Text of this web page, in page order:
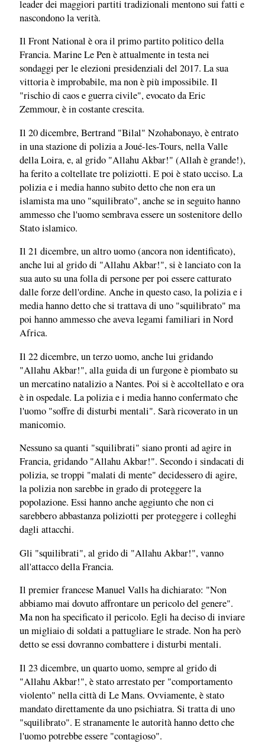
leader dei maggiori partiti tradizionali mentono sui fatti e
nascondono la verità.
Il Front National è ora il primo partito politico della
Francia. Marine Le Pen è attualmente in testa nei
sondaggi per le elezioni presidenziali del 2017. La sua
vittoria è improbabile, ma non è più impossibile. Il
"rischio di caos e guerra civile", evocato da Eric
Zemmour, è in costante crescita.
Il 20 dicembre, Bertrand "Bilal" Nzohabonayo, è entrato
in una stazione di polizia a Joué-les-Tours, nella Valle
della Loira, e, al grido "Allahu Akbar!" (Allah è grande!),
ha ferito a coltellate tre poliziotti. E poi è stato ucciso. La
polizia e i media hanno subito detto che non era un
islamista ma uno "squilibrato", anche se in seguito hanno
ammesso che l'uomo sembrava essere un sostenitore dello
Stato islamico.
Il 21 dicembre, un altro uomo (ancora non identificato),
anche lui al grido di "Allahu Akbar!", si è lanciato con la
sua auto su una folla di persone per poi essere catturato
dalle forze dell'ordine. Anche in questo caso, la polizia e i
media hanno detto che si trattava di uno "squilibrato" ma
poi hanno ammesso che aveva legami familiari in Nord
Africa.
Il 22 dicembre, un terzo uomo, anche lui gridando
"Allahu Akbar!", alla guida di un furgone è piombato su
un mercatino natalizio a Nantes. Poi si è accoltellato e ora
è in ospedale. La polizia e i media hanno confermato che
l'uomo "soffre di disturbi mentali". Sarà ricoverato in un
manicomio.
Nessuno sa quanti "squilibrati" siano pronti ad agire in
Francia, gridando "Allahu Akbar!". Secondo i sindacati di
polizia, se troppi "malati di mente" decidessero di agire,
la polizia non sarebbe in grado di proteggere la
popolazione. Essi hanno anche aggiunto che non ci
sarebbero abbastanza poliziotti per proteggere i colleghi
dagli attacchi.
Gli "squilibrati", al grido di "Allahu Akbar!", vanno
all'attacco della Francia.
Il premier francese Manuel Valls ha dichiarato: "Non
abbiamo mai dovuto affrontare un pericolo del genere".
Ma non ha specificato il pericolo. Egli ha deciso di inviare
un migliaio di soldati a pattugliare le strade. Non ha però
detto se essi dovranno combattere i disturbi mentali.
Il 23 dicembre, un quarto uomo, sempre al grido di
"Allahu Akbar!", è stato arrestato per "comportamento
violento" nella città di Le Mans. Ovviamente, è stato
mandato direttamente da uno psichiatra. Si tratta di uno
"squilibrato". E stranamente le autorità hanno detto che
l'uomo potrebbe essere "contagioso".